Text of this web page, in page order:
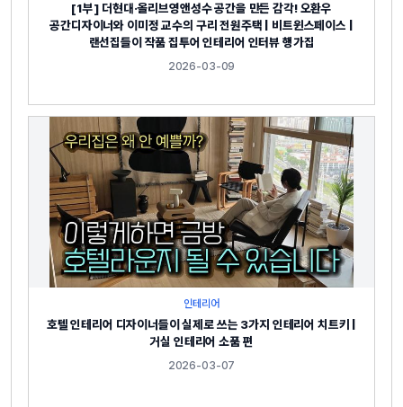
[1부] 더현대·올리브영앤성수 공간을 만든 감각! 오환우
공간디자이너와 이미정 교수의 구리 전원주택 | 비트윈스페이스 |
랜선집들이 작품 집투어 인테리어 인터뷰 행가집
2026-03-09
인테리어
호텔 인테리어 디자이너들이 실제로 쓰는 3가지 인테리어 치트키 |
거실 인테리어 소품 편
2026-03-07